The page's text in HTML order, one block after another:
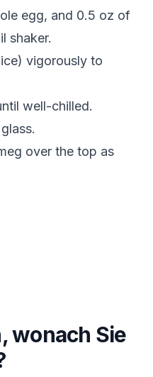
egg, and 0.5 oz of
shaker.
vigorously to
well-chilled.
over the top as
wonach Sie